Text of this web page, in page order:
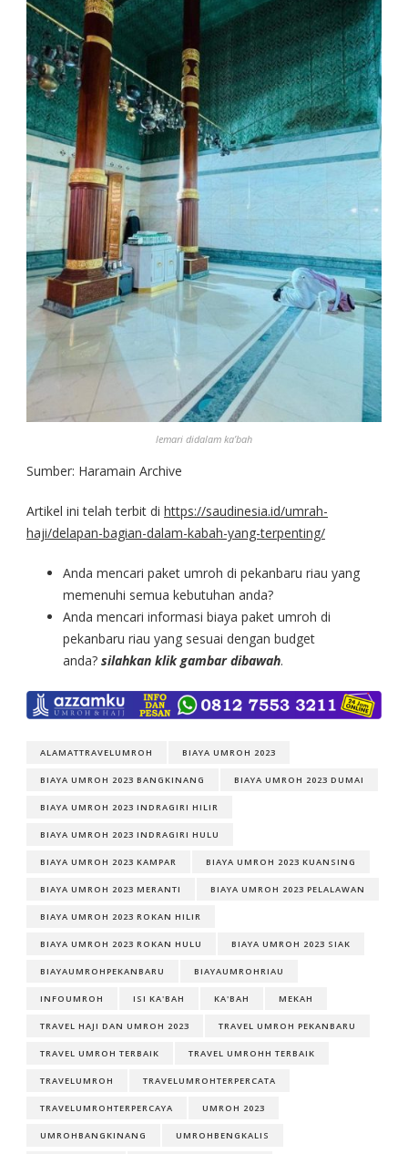
lemari didalam ka’bah
Sumber: Haramain Archive
Artikel ini telah terbit di https://saudinesia.id/umrah-
haji/delapan-bagian-dalam-kabah-yang-terpenting/
Anda mencari paket umroh di pekanbaru riau yang
memenuhi semua kebutuhan anda?
Anda mencari informasi biaya paket umroh di
pekanbaru riau yang sesuai dengan budget
anda? silahkan klik gambar dibawah.
ALAMATTRAVELUMROH BIAYA UMROH 2023
BIAYA UMROH 2023 BANGKINANG BIAYA UMROH 2023 DUMAI
BIAYA UMROH 2023 INDRAGIRI HILIR
BIAYA UMROH 2023 INDRAGIRI HULU
BIAYA UMROH 2023 KAMPAR BIAYA UMROH 2023 KUANSING
BIAYA UMROH 2023 MERANTI BIAYA UMROH 2023 PELALAWAN
BIAYA UMROH 2023 ROKAN HILIR
BIAYA UMROH 2023 ROKAN HULU BIAYA UMROH 2023 SIAK
BIAYAUMROHPEKANBARU BIAYAUMROHRIAU
INFOUMROH ISI KA'BAH KA'BAH MEKAH
TRAVEL HAJI DAN UMROH 2023 TRAVEL UMROH PEKANBARU
TRAVEL UMROH TERBAIK TRAVEL UMROHH TERBAIK
TRAVELUMROH TRAVELUMROHTERPERCATA
TRAVELUMROHTERPERCAYA UMROH 2023
UMROHBANGKINANG UMROHBENGKALIS